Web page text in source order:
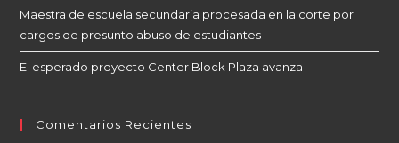
Maestra de escuela secundaria procesada en la corte por
cargos de presunto abuso de estudiantes
El esperado proyecto Center Block Plaza avanza
Comentarios Recientes